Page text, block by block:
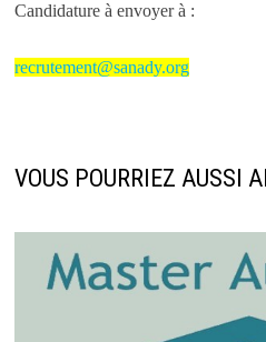
Candidature à envoyer à :
recrutement@sanady.org
VOUS POURRIEZ AUSSI